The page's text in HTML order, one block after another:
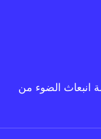
انبعاث الضوء من